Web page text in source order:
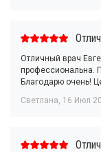
Отличный врач
профессиональна.
Благодарю очень!
Светлана, 16 Июл